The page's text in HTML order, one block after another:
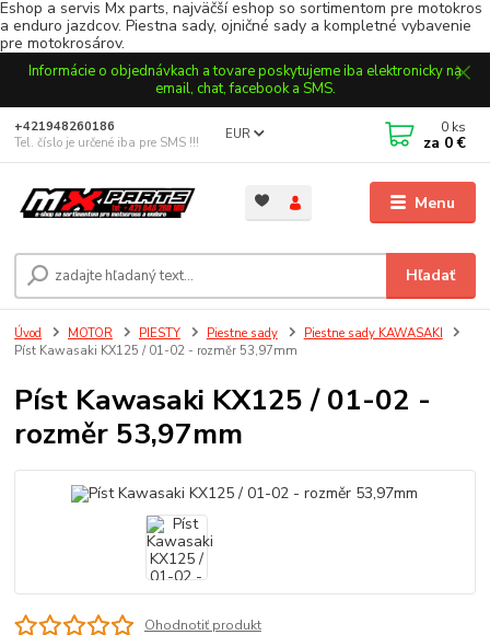
Eshop a servis Mx parts, najväčší eshop so sortimentom pre motokros
a enduro jazdcov. Piestna sady, ojničné sady a kompletné vybavenie
pre motokrosárov.
Informácie o objednávkach a tovare poskytujeme iba elektronicky na
email, chat, facebook a SMS.
Menu
EUR
Hľadať
+421948260186
Tel. číslo je určené iba pre SMS !!!
0 ks
za 0 €
Úvod MOTOR PIESTY Piestne sady
Piestne sady KAWASAKI
Píst Kawasaki KX125 / 01-02 - rozměr 53,97mm
Píst Kawasaki KX125 / 01-02 -
rozměr 53,97mm
Ohodnotiť produkt